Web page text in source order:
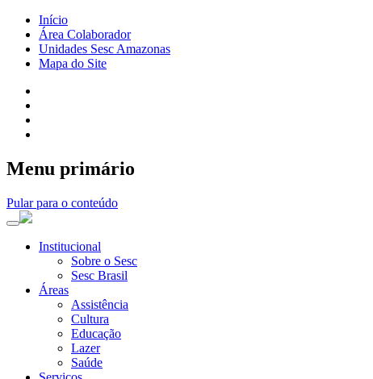
Início
Área Colaborador
Unidades Sesc Amazonas
Mapa do Site
Menu primário
Pular para o conteúdo
Institucional
Sobre o Sesc
Sesc Brasil
Áreas
Assistência
Cultura
Educação
Lazer
Saúde